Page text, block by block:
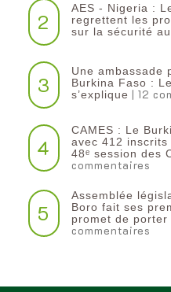
2
AES - Nigeria :
regrettent les
sur la sécurité
3
Une ambassade
Burkina Faso :
s’explique | 12
4
CAMES : Le
avec 412 inscrits
48ᵉ session des
commentaires
5
Assemblée
Boro fait ses
promet de
commentaires